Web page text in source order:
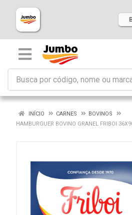
INÍCIO CARNES
BOVINOS
HAMBURGUER BOVINO GRANEL FRIBOI